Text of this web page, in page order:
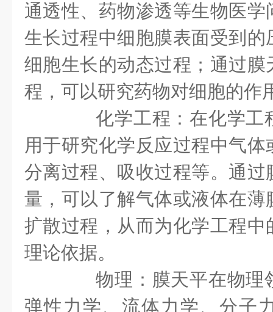
通透性、药物渗透等生物医
生长过程中细胞膜表面受到
细胞生长的动态过程；通过
程，可以研究药物对细胞的作
化学工程：在化学工
用于研究化学反应过程中气
分离过程、吸收过程等。通
量，可以了解气体或液体在
扩散过程，从而为化学工程
理论依据。
物理：膜天平在物理
弹性力学、流体力学、分子